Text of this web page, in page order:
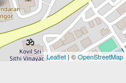
Leaflet | ©OpenStreetMap